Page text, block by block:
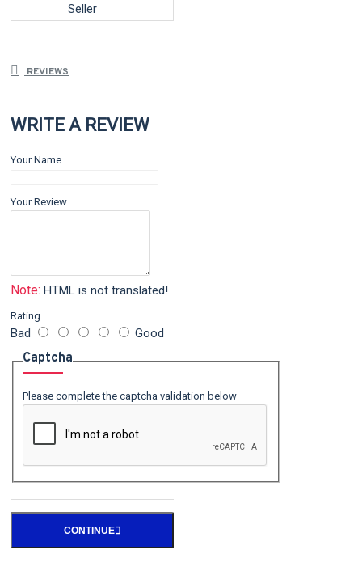
Seller
REVIEWS
WRITE A REVIEW
Your Name
Your Review
Note: HTML is not translated!
Rating
Bad Good
Captcha
Please complete the captcha validation below
CONTINUE